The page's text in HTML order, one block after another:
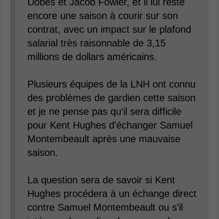
encore une saison à courir sur son
contrat, avec un impact sur le plafond
salarial très raisonnable de 3,15
millions de dollars américains.
Plusieurs équipes de la LNH ont connu
des problèmes de gardien cette saison
et je ne pense pas qu'il sera difficile
pour Kent Hughes d'échanger Samuel
Montembeault après une mauvaise
saison.
La question sera de savoir si Kent
Hughes procédera à un échange direct
contre Samuel Montembeault ou s'il